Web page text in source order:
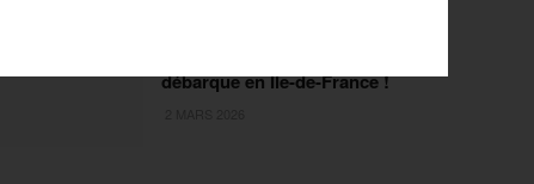
débarque en Ile-de-France !